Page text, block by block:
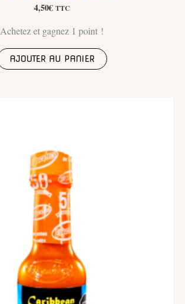
4,50€ TTC
Achetez et gagnez 1 point !
AJOUTER AU PANIER